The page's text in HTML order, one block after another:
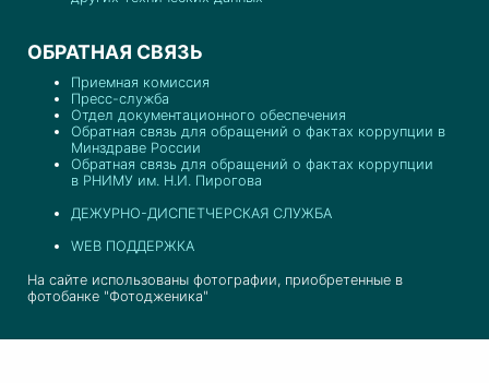
ОБРАТНАЯ СВЯЗЬ
Приемная комиссия
Пресс-служба
Отдел документационного обеспечения
Обратная связь для обращений о фактах коррупции в
Минздраве России
Обратная связь для обращений о фактах коррупции
в РНИМУ им. Н.И. Пирогова
ДЕЖУРНО-ДИСПЕТЧЕРСКАЯ СЛУЖБА
WEB ПОДДЕРЖКА
На сайте использованы фотографии, приобретенные в
фотобанке "Фотодженика"